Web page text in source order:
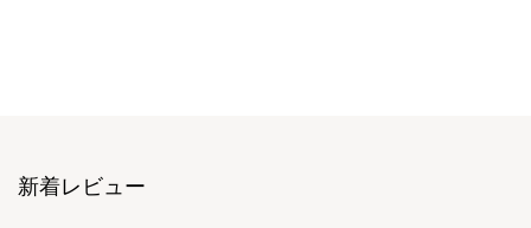
新着レビュー